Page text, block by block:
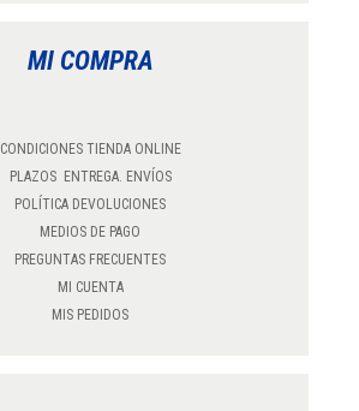
MI COMPRA
CONDICIONES TIENDA ONLINE
PLAZOS ENTREGA. ENVÍOS
POLÍTICA DEVOLUCIONES
MEDIOS DE PAGO
PREGUNTAS FRECUENTES
MI CUENTA
MIS PEDIDOS